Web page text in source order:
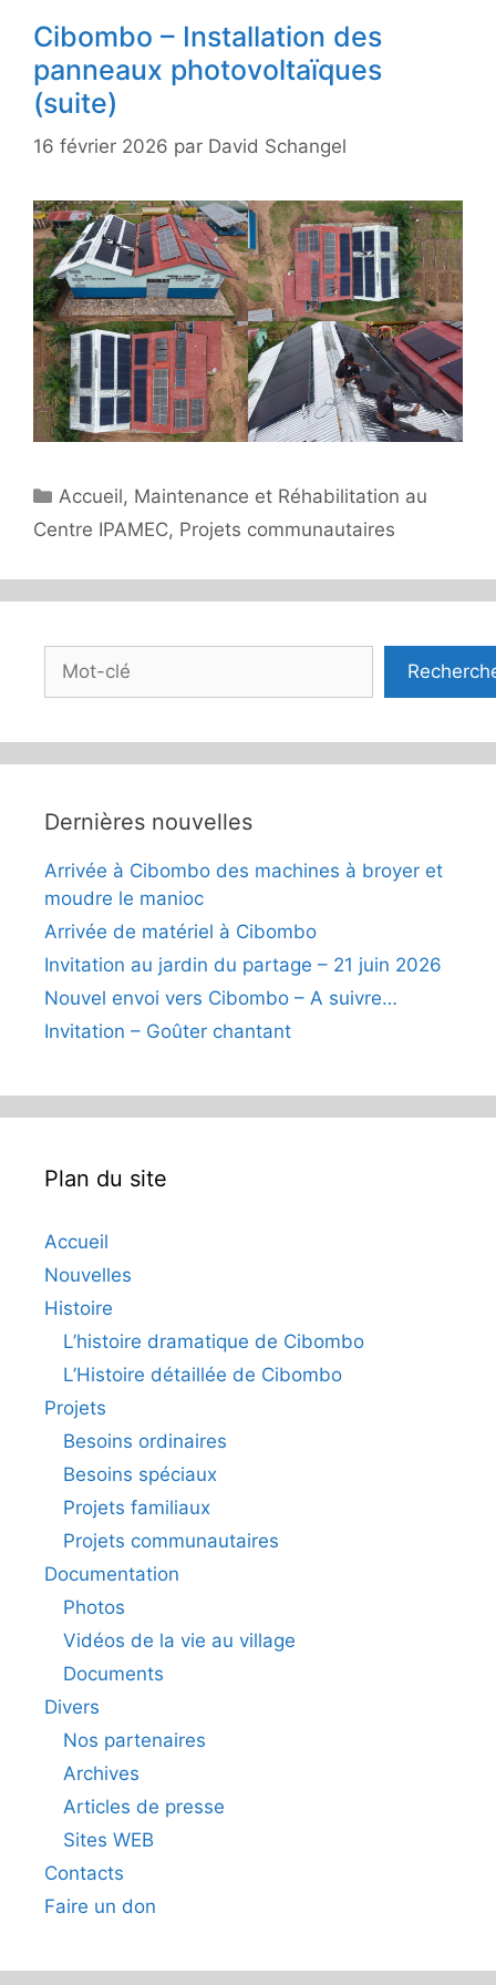
Cibombo – Installation des
panneaux photovoltaïques
(suite)
16 février 2026 par David Schangel
Catégories
Accueil, Maintenance et Réhabilitation au
Centre IPAMEC, Projets communautaires
Rechercher
Dernières nouvelles
Arrivée à Cibombo des machines à broyer et
moudre le manioc
Arrivée de matériel à Cibombo
Invitation au jardin du partage – 21 juin 2026
Nouvel envoi vers Cibombo – A suivre…
Invitation – Goûter chantant
Plan du site
Accueil
Nouvelles
Histoire
L’histoire dramatique de Cibombo
L’Histoire détaillée de Cibombo
Projets
Besoins ordinaires
Besoins spéciaux
Projets familiaux
Projets communautaires
Documentation
Photos
Vidéos de la vie au village
Documents
Divers
Nos partenaires
Archives
Articles de presse
Sites WEB
Contacts
Faire un don